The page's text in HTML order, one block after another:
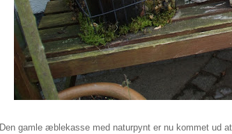
Den gamle æblekasse med naturpynt er nu kommet ud